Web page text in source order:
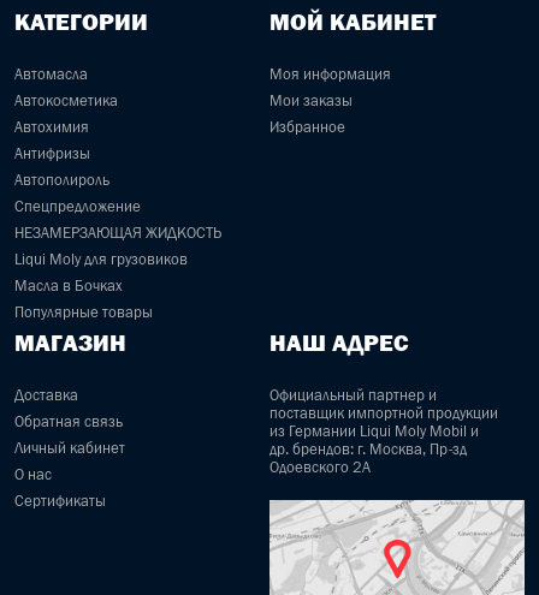
КАТЕГОРИИ
Автомасла
Автокосметика
Автохимия
Антифризы
Автополироль
Спецпредложение
НЕЗАМЕРЗАЮЩАЯ ЖИДКОСТЬ
Liqui Moly для грузовиков
Масла в Бочках
Популярные товары
МОЙ КАБИНЕТ
Моя информация
Мои заказы
Избранное
МАГАЗИН
Доставка
Обратная связь
Личный кабинет
О нас
Сертификаты
НАШ АДРЕС
Официальный партнер и
поставщик импортной продукции
из Германии Liqui Moly Mobil и
др. брендов: г. Москва, Пр-зд
Одоевского 2А